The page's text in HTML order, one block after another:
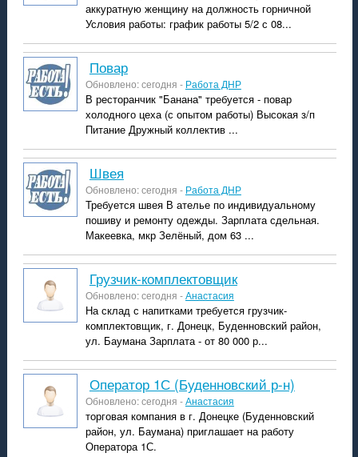
аккуратную женщину на должность горничной
Условия работы: график работы 5/2 с 08...
повар
Обновлено: сегодня - Работа ДНР
В ресторанчик "Банана" требуется - повар
холодного цеха (с опытом работы) Высокая з/п
Питание Дружный коллектив ...
швея
Обновлено: сегодня - Работа ДНР
Требуется швея В ателье по индивидуальному
пошиву и ремонту одежды. Зарплата сдельная.
Макеевка, мкр Зелёный, дом 63 ...
Грузчик-комплектовщик
Обновлено: сегодня -Анастасия
На склад с напитками требуется грузчик-
комплектовщик, г. Донецк, Буденновский район,
ул. Баумана Зарплата - от 80 000 р...
Оператор 1С (Буденновский р-н)
Обновлено: сегодня -Анастасия
торговая компания в г. Донецке (Буденновский
район, ул. Баумана) приглашает на работу
Оператора 1С.